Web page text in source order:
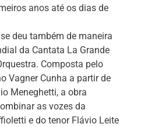
anos até os dias de
deu também de maneira
da Cantata La Grande
Composta pelo
Vagner Cunha a partir de
Meneghetti, a obra
as vozes da
e do tenor Flávio Leite